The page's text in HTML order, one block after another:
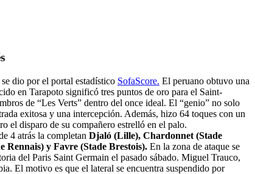
dio por el portal estadístico SofaScore. El peruano obtuvo una
en Tarapoto significó tres puntos de oro para el Saint-
de “Les Verts” dentro del once ideal. El “genio” no solo
exitosa y una intercepción. Además, hizo 64 toques con un
el disparo de su compañero estrelló en el palo.
4 atrás la completan Djaló (Lille), Chardonnet (Stade
y Favre (Stade Brestois). En la zona de ataque se
del Paris Saint Germain el pasado sábado. Miguel Trauco,
El motivo es que el lateral se encuentra suspendido por